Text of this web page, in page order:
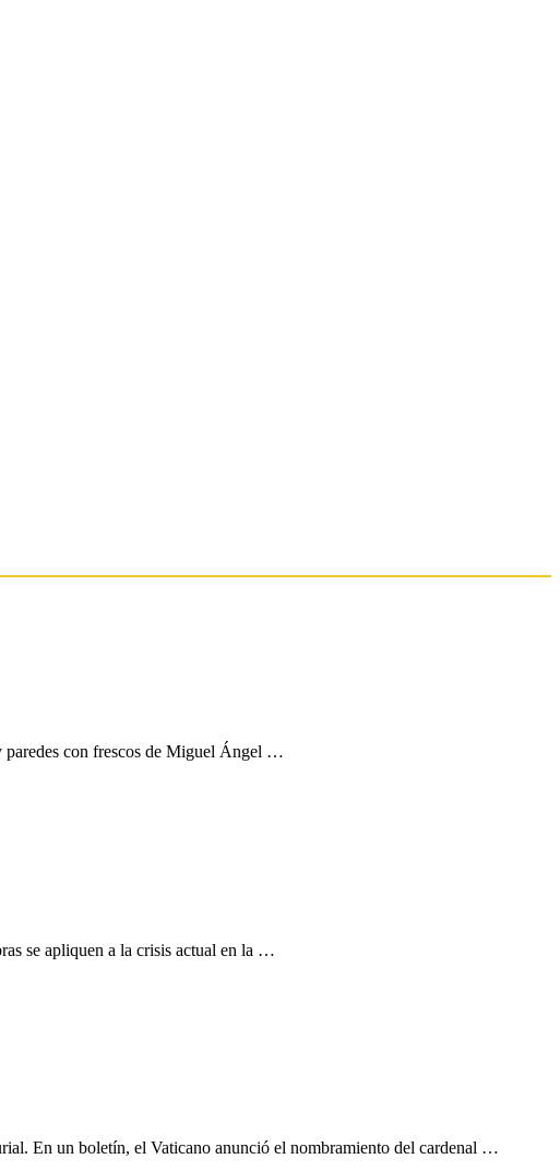
paredes con frescos de Miguel Ángel …
se apliquen a la crisis actual en la …
En un boletín, el Vaticano anunció el nombramiento del cardenal …